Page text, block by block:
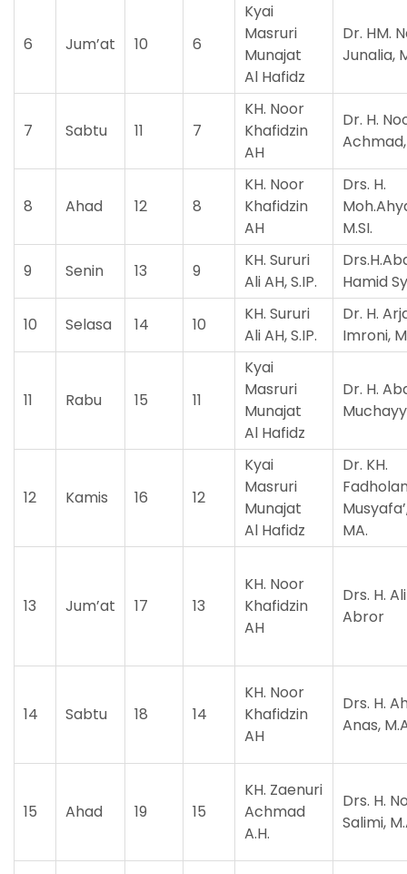
6 Jum’at 10 6
Kyai
Masruri
Munajat
Al Hafidz
Dr. HM.
Junalia,
7 Sabtu 11 7
KH. Noor
Khafidzin
AH
Dr. H.
8 Ahad 12 8
KH. Noor
Khafidzin
AH
Drs. H.
M.SI.
9 Senin 13 9
KH. Sururi
Ali AH, S.IP.
Hamid
10 Selasa 14 10
KH. Sururi
Ali AH, S.IP.
Dr. H.
Imroni,
11 Rabu 15 11
Kyai
Masruri
Munajat
Al Hafidz
Dr. H.
12 Kamis 16 12
Kyai
Masruri
Munajat
Al Hafidz
Dr. KH.
MA.
13 Jum’at 17 13
KH. Noor
Khafidzin
AH
Drs. H.
Abror
14 Sabtu 18 14
KH. Noor
Khafidzin
AH
Drs. H.
Anas,
15 Ahad 19 15
KH. Zaenuri
Achmad
A.H.
Drs. H.
Salimi,